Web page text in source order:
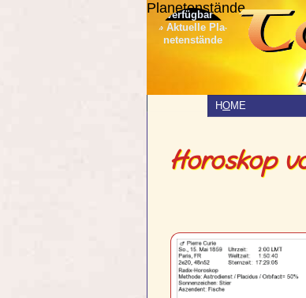
Planetenstände
» Aktuelle Pla­
netenstände
HOME
Horoskop